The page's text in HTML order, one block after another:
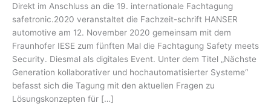
Direkt im Anschluss an die 19. internationale Fachtagung
safetronic.2020 veranstaltet die Fachzeit-schrift HANSER
automotive am 12. November 2020 gemeinsam mit dem
Fraunhofer IESE zum fünften Mal die Fachtagung Safety meets
Security. Diesmal als digitales Event. Unter dem Titel „Nächste
Generation kollaborativer und hochautomatisierter Systeme“
befasst sich die Tagung mit den aktuellen Fragen zu
Lösungskonzepten für […]
digitales
Event
statt